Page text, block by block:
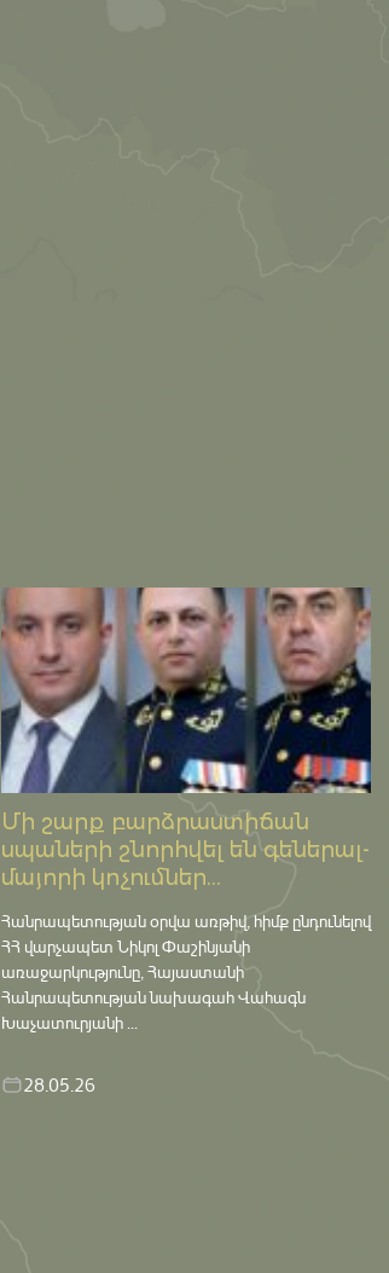
Մի շարք բարձրաստիճան
սպաների շնորհվել են գեներալ-
մայորի կոչումներ...
Հանրապետության օրվա առթիվ, հիմք ընդունելով
ՀՀ վարչապետ Նիկոլ Փաշինյանի
առաջարկությունը, Հայաստանի
Հանրապետության նախագահ Վահագն
Խաչատուրյանի ...
28.05.26